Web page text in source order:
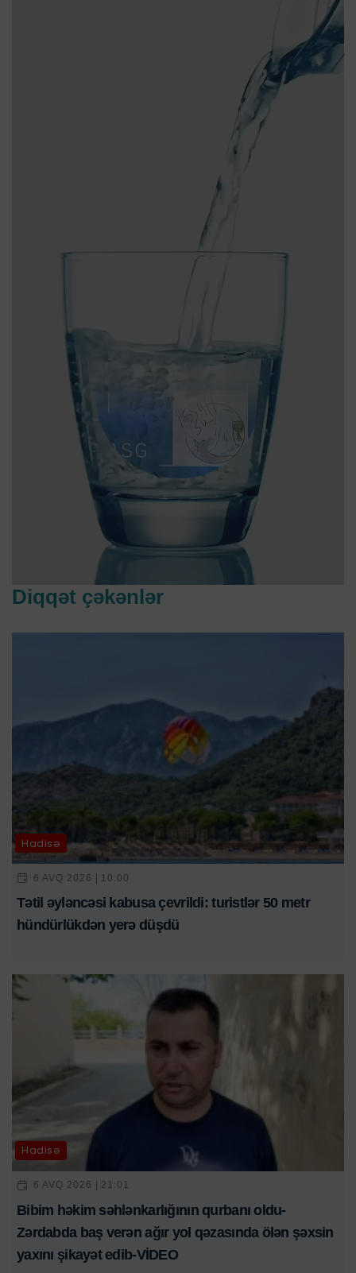
Diqqət çəkənlər
Hadisə
6 AVQ 2026 | 10:00
Tətil əyləncəsi kabusa çevrildi: turistlər 50 metr
hündürlükdən yerə düşdü
Hadisə
6 AVQ 2026 | 21:01
Bibim həkim səhlənkarlığının qurbanı oldu-
Zərdabda baş verən ağır yol qəzasında ölən şəxsin
yaxını şikayət edib-VİDEO